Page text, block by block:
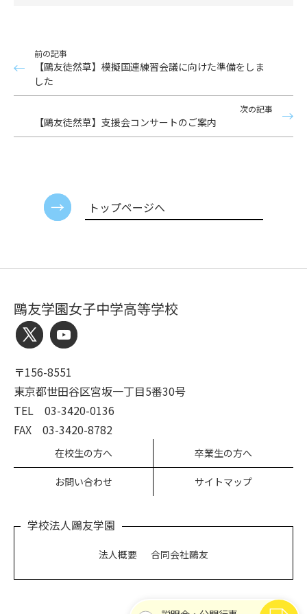
前の記事
【鷗友徒然草】模擬国連練習会議に向けた準備をしま
した
次の記事
【鷗友徒然草】支援会コンサートのご案内
トップページへ
鷗友学園女子中学高等学校
〒156-8551
東京都世田谷区宮坂一丁目5番30号
TEL 03-3420-0136
FAX 03-3420-8782
在校生の方へ 卒業生の方へ
お問い合わせ サイトマップ
学校法人鷗友学園
法人概要 合同会社鷗友